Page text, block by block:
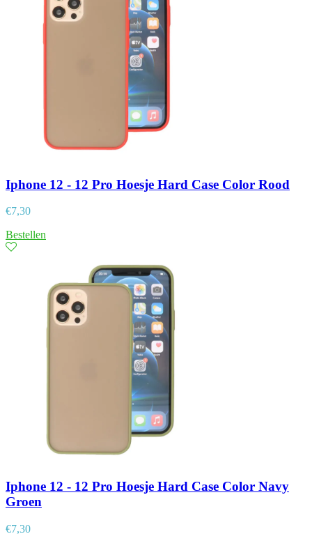
Iphone 12 - 12 Pro Hoesje Hard Case Color Rood
€7,30
Bestellen
Iphone 12 - 12 Pro Hoesje Hard Case Color Navy
Groen
€7,30